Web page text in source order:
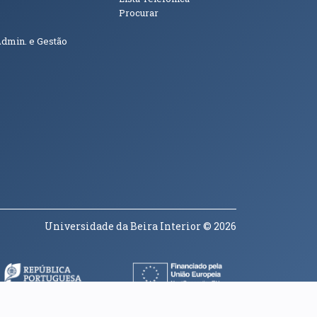
e Gestão
Procurar
Universidade da Beira Interior© 2026
janela) (abre em nova janela)